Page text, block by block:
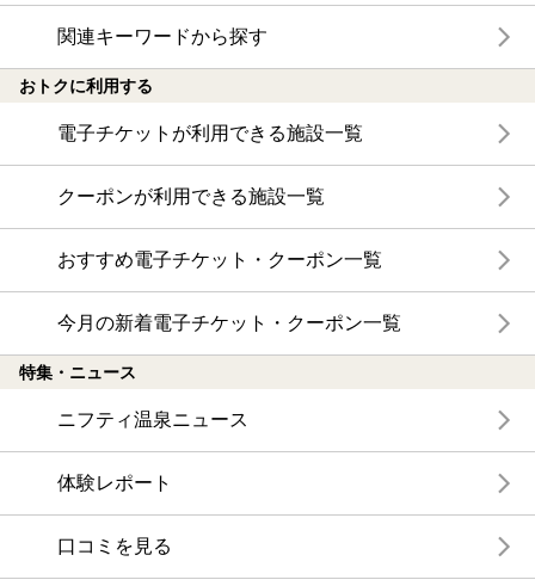
関連キーワードから探す
おトクに利用する
電子チケットが利用できる施設一覧
クーポンが利用できる施設一覧
おすすめ電子チケット・クーポン一覧
今月の新着電子チケット・クーポン一覧
特集・ニュース
ニフティ温泉ニュース
体験レポート
口コミを見る